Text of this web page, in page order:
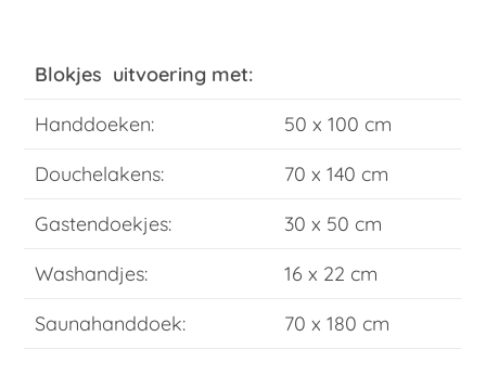
Blokjes uitvoering met:
Handdoeken:
50 x 100 cm
Douchelakens:
70 x 140 cm
Gastendoekjes:
30 x 50 cm
Washandjes:
16 x 22 cm
Saunahanddoek:
70 x 180 cm